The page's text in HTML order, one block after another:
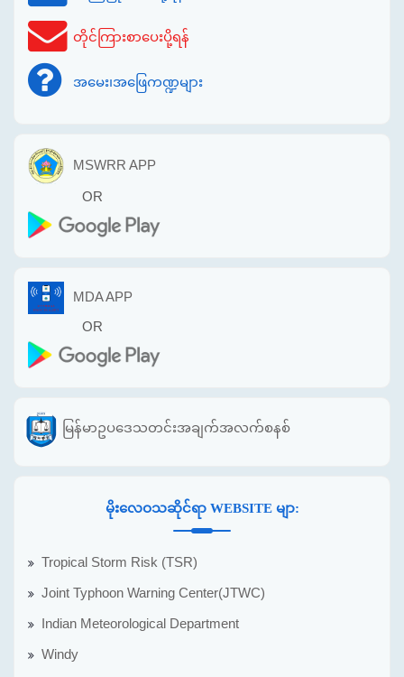
တိုင်ကြားစာပေးပို့ရန်
အမေး၊အဖြေကဏ္ဍများ
MSWRR APP
OR
MDA APP
OR
မြန်မာဥပဒေသတင်းအချက်အလက်စနစ်
မိုးလေဝသဆိုင်ရာ WEBSITE မျာ:
Tropical Storm Risk (TSR)
Joint Typhoon Warning Center(JTWC)
Indian Meteorological Department
Windy